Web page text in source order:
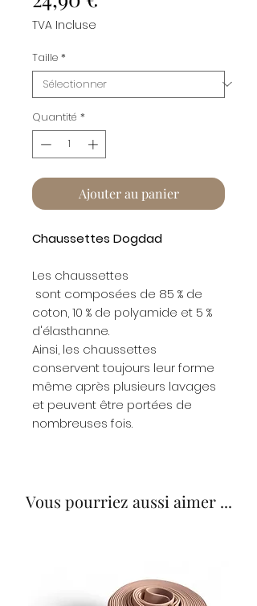
TVA Incluse
Taille *
Quantité *
Ajouter au panier
Chaussettes Dogdad
Les chaussettes
sont composées de 85 % de
coton, 10 % de polyamide et 5 %
d'élasthanne.
Ainsi, les chaussettes
conservent toujours leur forme
même après plusieurs lavages
et peuvent être portées de
nombreuses fois.
Vous pourriez aussi aimer ...